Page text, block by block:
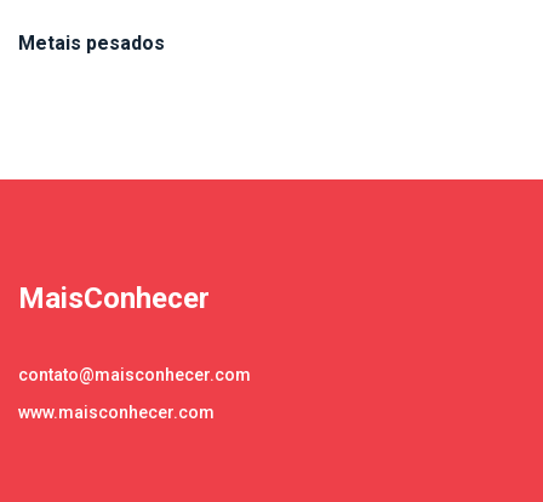
Metais pesados
MaisConhecer
contato@maisconhecer.com
www.maisconhecer.com